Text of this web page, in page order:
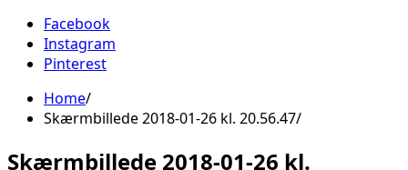
Facebook
Instagram
Pinterest
Home
Skærmbillede 2018-01-26 kl. 20.56.47
Skærmbillede 2018-01-26 kl.